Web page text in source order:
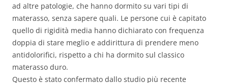
ad altre patologie, che hanno dormito su vari tipi di
materasso, senza sapere quali. Le persone cui è capitato
quello di rigidità media hanno dichiarato con frequenza
doppia di stare meglio e addirittura di prendere meno
antidolorifici, rispetto a chi ha dormito sul classico
materasso duro.
Questo è stato confermato dallo studio più recente